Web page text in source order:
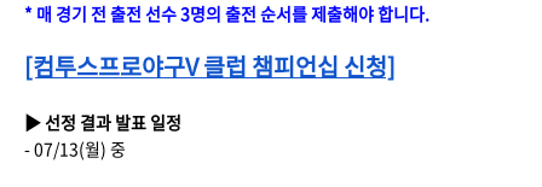
* 매 경기 전 출전 선수 3명의 출전 순서를 제출해야 합니다.
[컴투스프로야구V 클럽 챔피언십 신청]
▶ 선정 결과 발표 일정
- 07/13(월) 중